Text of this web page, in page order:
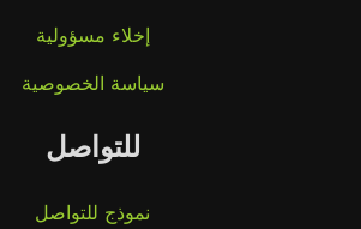
إخلاء مسؤولية
سياسة الخصوصية
للتواصل
نموذج للتواصل